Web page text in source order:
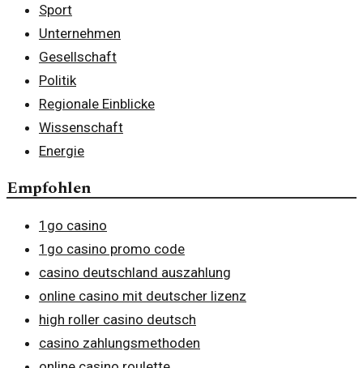
Sport
Unternehmen
Gesellschaft
Politik
Regionale Einblicke
Wissenschaft
Energie
Empfohlen
1go casino
1go casino promo code
casino deutschland auszahlung
online casino mit deutscher lizenz
high roller casino deutsch
casino zahlungsmethoden